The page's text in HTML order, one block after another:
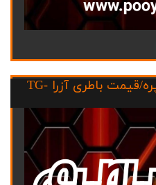
باتری هیوندای آزراtgچند آمپره/قیمت باطری آزرا TG-